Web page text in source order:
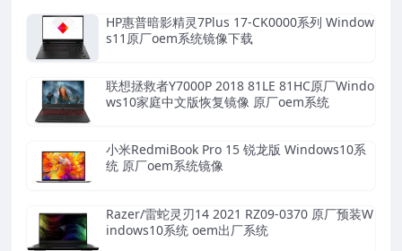
HP惠普暗影精灵7Plus 17-CK0000系列 Window
s11原厂oem系统镜像下载
联想拯救者Y7000P 2018 81LE 81HC原厂Windo
ws10家庭中文版恢复镜像 原厂oem系统
小米RedmiBook Pro 15 锐龙版 Windows10系
统 原厂oem系统镜像
Razer/雷蛇灵刃14 2021 RZ09-0370 原厂预装W
indows10系统 oem出厂系统